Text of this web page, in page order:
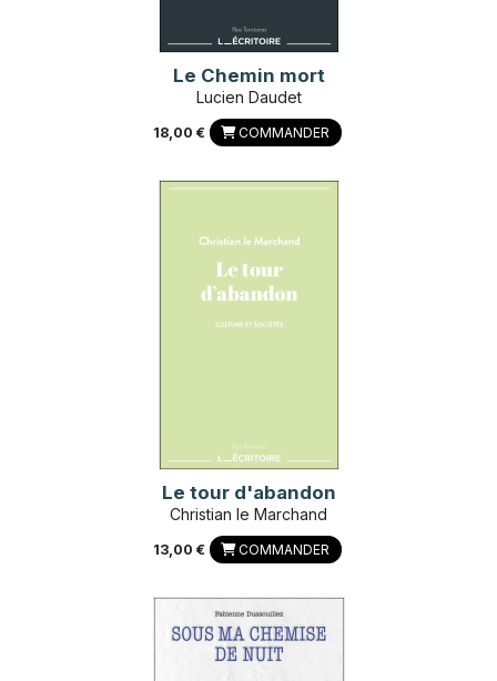
Le Chemin mort
Lucien Daudet
18,00 € COMMANDER
Le tour d'abandon
Christian le Marchand
13,00 € COMMANDER